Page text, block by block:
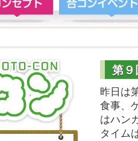
第９
昨日は
食事、
はハン
タイム